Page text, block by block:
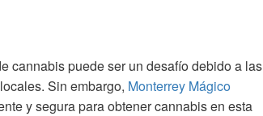
cannabis puede ser un desafío debido a las
Sin embargo, Monterrey Mágico
y segura para obtener cannabis en esta